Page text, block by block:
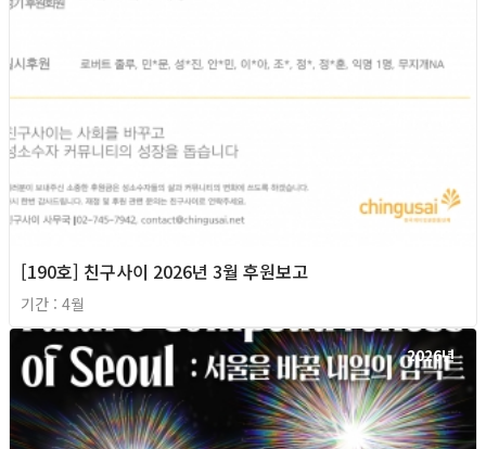
[190호] 친구사이 2026년 3월 후원보고
기간 : 4월
2026년